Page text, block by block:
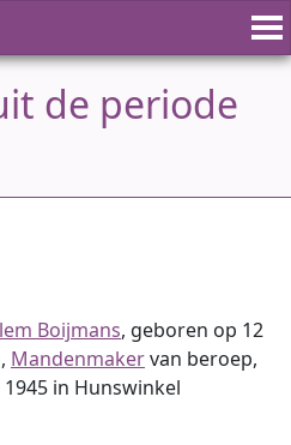
de periode
Boijmans, geboren op 12
Mandenmakervan beroep,
in Hunswinkel